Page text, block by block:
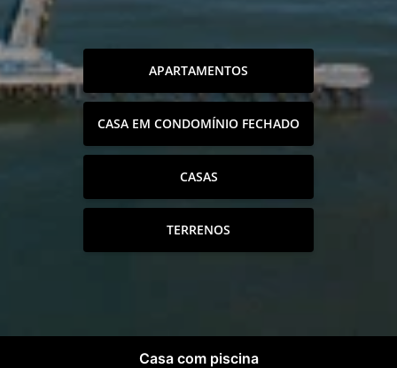
APARTAMENTOS
CASA EM CONDOMÍNIO FECHADO
CASAS
TERRENOS
Casa com piscina